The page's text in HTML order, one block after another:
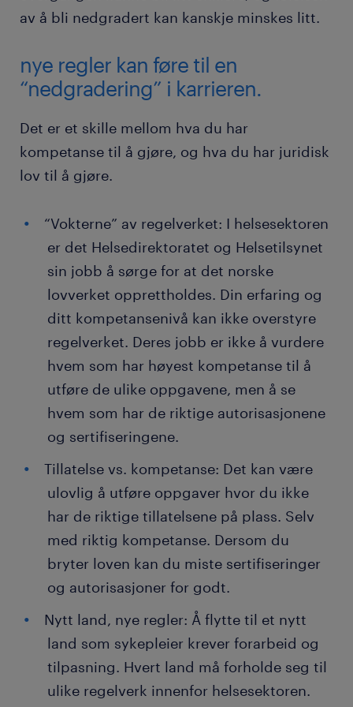
av å bli nedgradert kan kanskje minskes litt.
nye regler kan føre til en
“nedgradering” i karrieren.
Det er et skille mellom hva du har
kompetanse til å gjøre, og hva du har juridisk
lov til å gjøre.
“Vokterne” av regelverket: I helsesektoren
er det Helsedirektoratet og Helsetilsynet
sin jobb å sørge for at det norske
lovverket opprettholdes. Din erfaring og
ditt kompetansenivå kan ikke overstyre
regelverket. Deres jobb er ikke å vurdere
hvem som har høyest kompetanse til å
utføre de ulike oppgavene, men å se
hvem som har de riktige autorisasjonene
og sertifiseringene.
Tillatelse vs. kompetanse: Det kan være
ulovlig å utføre oppgaver hvor du ikke
har de riktige tillatelsene på plass. Selv
med riktig kompetanse. Dersom du
bryter loven kan du miste sertifiseringer
og autorisasjoner for godt.
Nytt land, nye regler: Å flytte til et nytt
land som sykepleier krever forarbeid og
tilpasning. Hvert land må forholde seg til
ulike regelverk innenfor helsesektoren.